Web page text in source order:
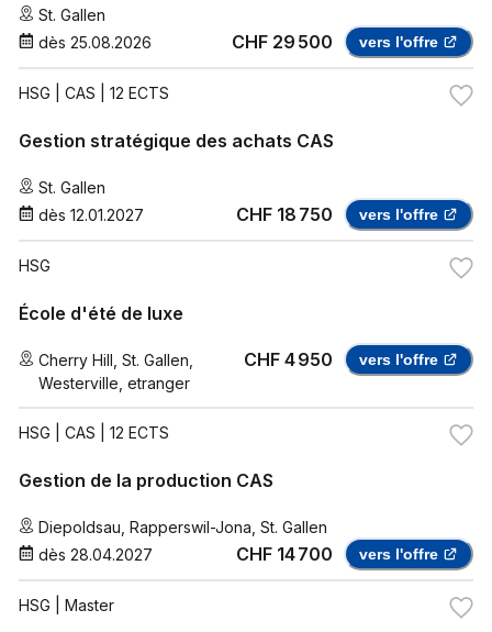
St. Gallen
dès 25.08.2026 CHF 29 500 vers l'offre
HSG | CAS | 12 ECTS
Gestion stratégique des achats CAS
St. Gallen
dès 12.01.2027 CHF 18 750 vers l'offre
HSG
École d'été de luxe
Cherry Hill St. Gallen
Westerville etranger
CHF 4 950 vers l'offre
HSG | CAS | 12 ECTS
Gestion de la production CAS
Diepoldsau Rapperswil-Jona St. Gallen
dès 28.04.2027 CHF 14 700 vers l'offre
HSG | Master